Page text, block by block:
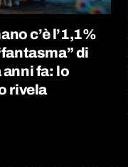
c’è l’1,1%
di
fa: lo
rivela